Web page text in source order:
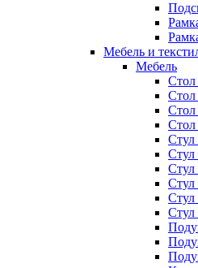
Мебель и
Мебель
Стол
Стол
Стол
Стол
Стул
Стул
Стул
Стул
Стул
Стул